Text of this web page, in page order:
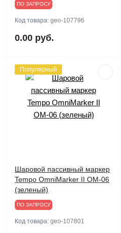
ПО ЗАПРОСУ
Код товара: geo-107796
0.00 руб.
Популярный
Шаровой пассивный маркер
Tempo OmniMarker II ОМ-06
(зеленый)
ПО ЗАПРОСУ
Код товара: geo-107801